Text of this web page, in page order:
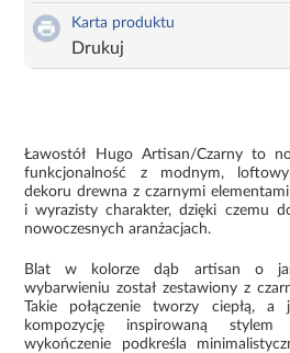
Karta produktu
Drukuj
Ławostół Hugo Artisan/Czarny to
funkcjonalność z modnym,
dekoru drewna z czarnymi
i wyrazisty charakter, dzięki czemu
nowoczesnych aranżacjach.
Blat w kolorze dąb artisan o
wybarwieniu został zestawiony z
Takie połączenie tworzy ciepłą, a
kompozycję inspirowaną stylem
wykończenie podkreśla